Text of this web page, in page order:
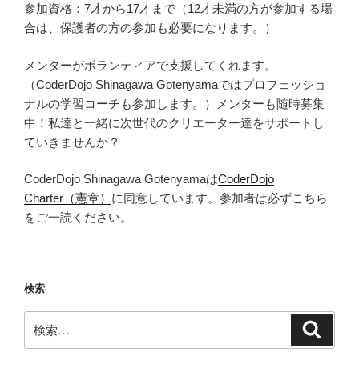
参加資格：7才から17才まで（12才未満の方が参加する場
合は、保護者の方の参加も必要になります。）
メンターがボランティアで支援してくれます。
（CoderDojo Shinagawa Gotenyamaではプロフェッショ
ナルの学習コーチも参加します。）メンターも随時募集
中！私達と一緒に次世代のクリエーター達をサポートし
ていきませんか？
CoderDojo Shinagawa GotenyamaはCoderDojo
Charter（憲章） に同意しています。参加者は必ずこちら
をご一読ください。
検索
索: